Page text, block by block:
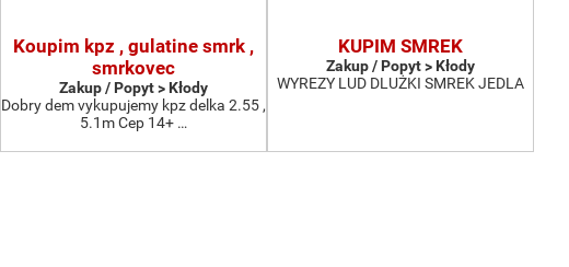
Koupim kpz , gulatine smrk ,
smrkovec
Zakup / Popyt > Kłody
Dobry dem vykupujemy kpz delka 2.55 ,
5.1m Cep 14+ …
KUPIM SMREK
Zakup / Popyt > Kłody
WYREZY LUD DLUŻKI SMREK JEDLA